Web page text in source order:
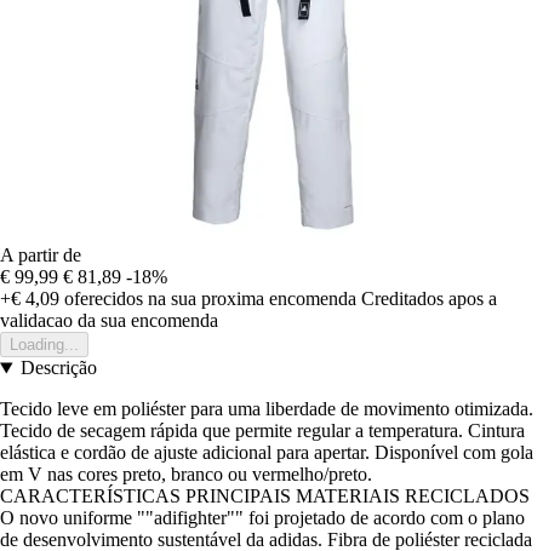
A partir de
€ 99,99 € 81,89 -18%
+€ 4,09 oferecidos na sua proxima encomenda Creditados apos a
validacao da sua encomenda
Loading...
Descrição
Tecido leve em poliéster para uma liberdade de movimento otimizada.
Tecido de secagem rápida que permite regular a temperatura. Cintura
elástica e cordão de ajuste adicional para apertar. Disponível com gola
em V nas cores preto, branco ou vermelho/preto.
CARACTERÍSTICAS PRINCIPAIS MATERIAIS RECICLADOS
O novo uniforme ""adifighter"" foi projetado de acordo com o plano
de desenvolvimento sustentável da adidas. Fibra de poliéster reciclada